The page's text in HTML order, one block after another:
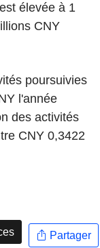
élevée à 1
CNY
poursuivies
l'année
des activités
CNY 0,3422
Partager